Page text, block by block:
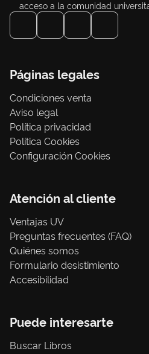
acceso a la comunidad
Páginas legales
Condiciones venta
Aviso legal
Política privacidad
Política Cookies
Configuración Cookies
Atención al cliente
Ventajas UV
Preguntas frecuentes (FAQ)
Quiénes somos
Formulario desistimiento
Accesibilidad
Puede interesarte
Buscar Libros